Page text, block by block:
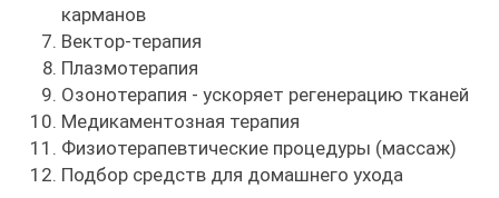
карманов
Вектор-терапия
Плазмотерапия
Озонотерапия - ускоряет регенерацию тканей
Медикаментозная терапия
Физиотерапевтические процедуры (массаж)
Подбор средств для домашнего ухода